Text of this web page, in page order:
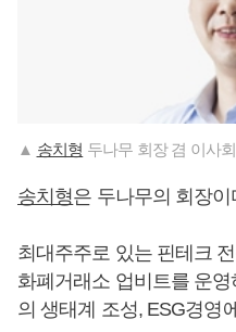
▲ 송치형 두나무 회장 겸 이사
송치형은 두나무의 회장
최대주주로 있는 핀테크
화폐거래소 업비트를 운
의 생태계 조성, ESG경영